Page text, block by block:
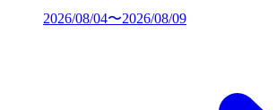
2026/08/04〜2026/08/09